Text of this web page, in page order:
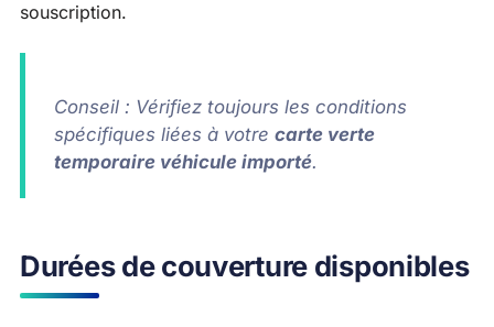
souscription.
Conseil : Vérifiez toujours les conditions
spécifiques liées à votre carte verte
temporaire véhicule importé.
Durées de couverture disponibles